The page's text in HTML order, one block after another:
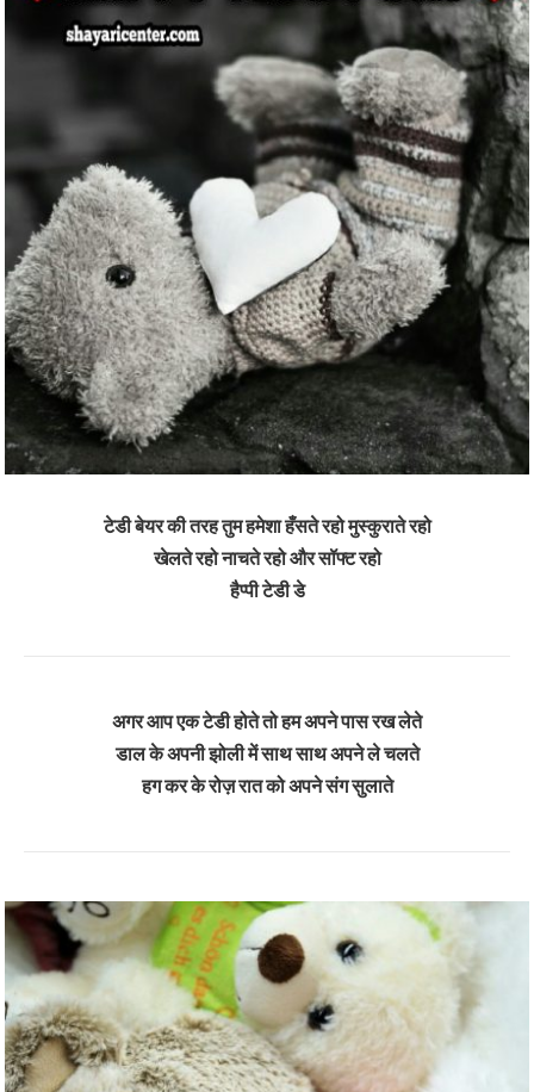
टेडी बेयर की तरह तुम हमेशा हँसते रहो मुस्कुराते रहो
खेलते रहो नाचते रहो और सॉफ्ट रहो
हैप्पी टेडी डे
अगर आप एक टेडी होते तो हम अपने पास रख लेते
डाल के अपनी झोली में साथ साथ अपने ले चलते
हग कर के रोज़ रात को अपने संग सुलाते